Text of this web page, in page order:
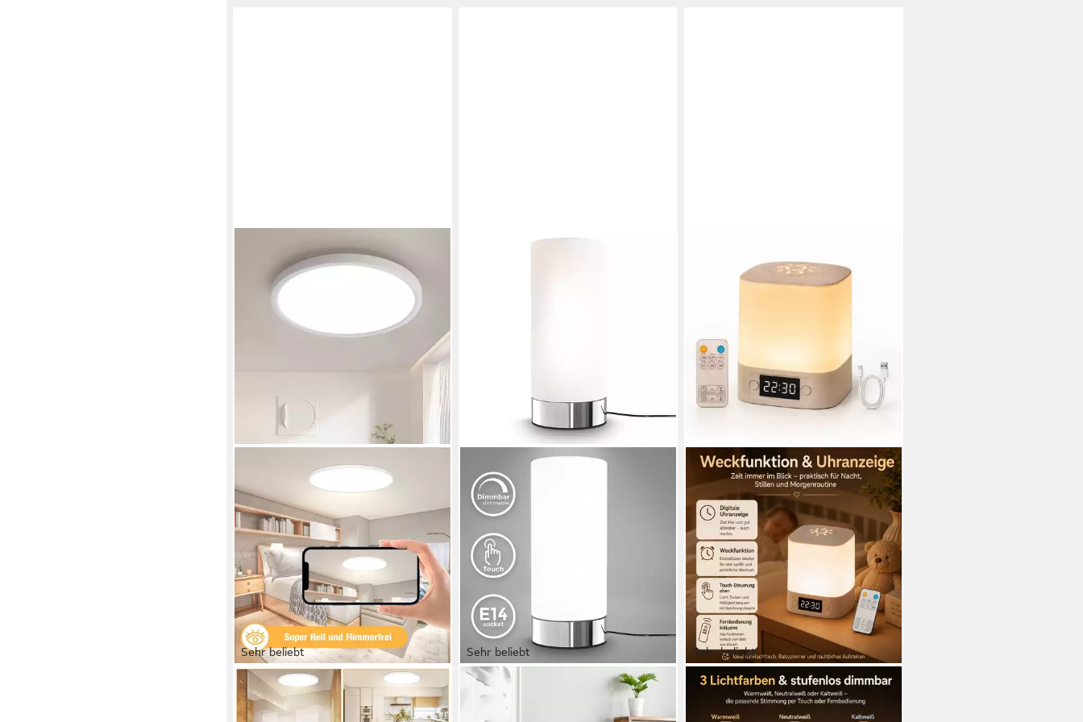
Sehr beliebt
JDONG
LED Deckenleuchte Flach Rund
Sehr beliebt
B.K.LICHT
Tischleuchte LED Tischlampe
Sehr beliebt
LUCKICE
LED Nachttischlampe LED